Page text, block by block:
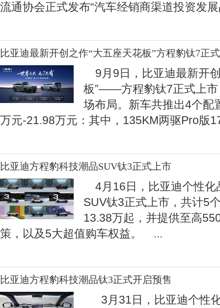
流通协会正式发布“汽车经销商渠道投资发
比亚迪最新开创之作“大五座天花板”方程豹钛7正
9月9日，比亚迪最新开
板”——方程豹钛7正式上市
场布局。新车共推出4个配
万元-21.98万元：其中，135KM两驱Pro版
比亚迪方程豹科技潮品SUV钛3正式上市
4月16日，比亚迪个性化
SUV钛3正式上市，共计5
13.38万起，并提供至高
策，以及5大超值购车权益。 ...
比亚迪方程豹科技潮品钛3正式开启预售
3月31日，比亚迪个性